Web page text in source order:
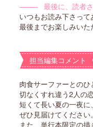
―――最後に、読者さ
いつもお読み下さって
最後までお楽しみい
担当編集コメント
肉食サーファーとのひ
切なくすれ違う2人の
短くて長い夏の一夜
ぜひ見届けてください。
また、単行本限定の描